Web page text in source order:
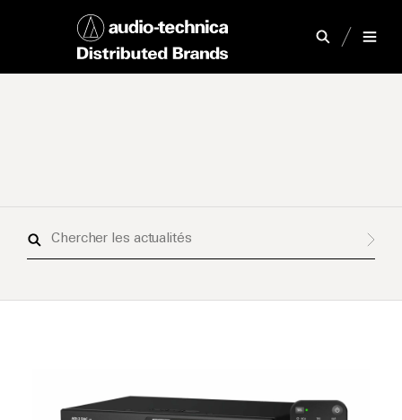
Chercher